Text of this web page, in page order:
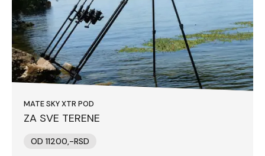
MATE SKY XTR POD
ZA SVE TERENE
OD 11200,-RSD